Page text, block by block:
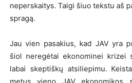
neperskaitys. Taigi šiuo tekstu aš
spragą.
Jau vien pasakius, kad JAV yra
šiol neregėtai ekonominei krizei
labai skeptiškų atsiliepimu.
metus vieno JAV ekonomikos